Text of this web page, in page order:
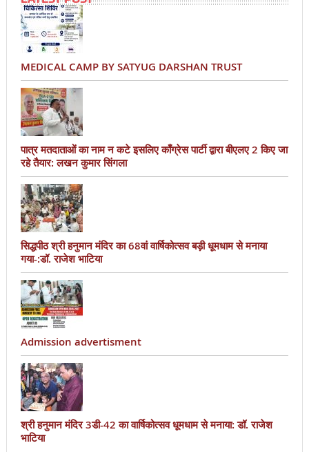
MEDICAL CAMP BY SATYUG DARSHAN TRUST
पात्र मतदाताओं का नाम न कटे इसलिए काँग्रेस पार्टी द्वारा बीएलए 2 किए जा
रहे तैयार: लखन कुमार सिंगला
सिद्धपीठ श्री हनुमान मंदिर का 68वां वार्षिकोत्सव बड़ी धूमधाम से मनाया
गया-:डॉ. राजेश भाटिया
Admission advertisment
श्री हनुमान मंदिर 3डी-42 का वार्षिकोत्सव धूमधाम से मनाया: डॉ. राजेश
भाटिया